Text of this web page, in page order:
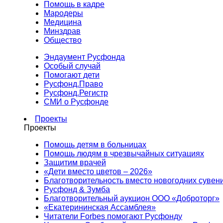
Помощь в кадре
Мародеры
Медицина
Минздрав
Общество
Эндаумент Русфонда
Особый случай
Помогают дети
Русфонд.Право
Русфонд.Регистр
СМИ о Русфонде
Проекты
Проекты
Помощь детям в больницах
Помощь людям в чрезвычайных ситуациях
Защитим врачей
«Дети вместо цветов – 2026»
Благотворительность вместо новогодних
Русфонд & Зумба
Благотворительный аукцион ООО «Доброторг»
«Екатерининская Ассамблея»
Читатели Forbes помогают Русфонду